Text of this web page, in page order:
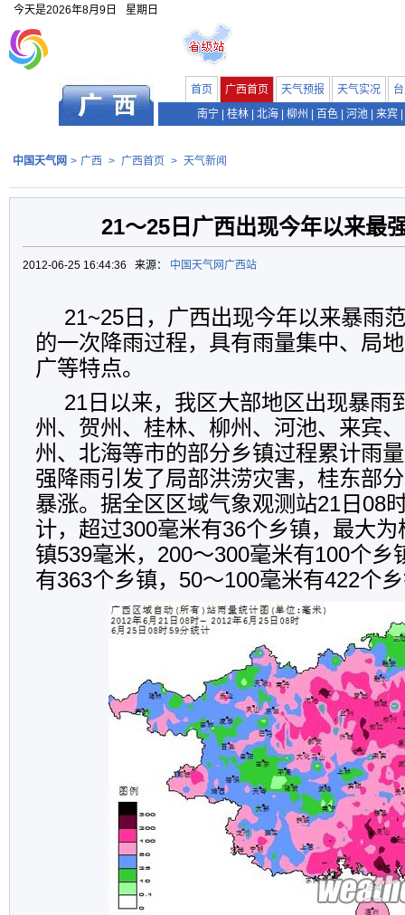
今天是2026年8月9日 星期日
首页 广西首页 天气预报 天气实况
南宁
桂林 北海 柳州 百色 河池 来宾
中国天气网 > 广西 > 广西首页 > 天气新闻
21～25日广西出现今年以来最
2012-06-25 16:44:36 来源： 中国天气网广西站
21~25日，广西出现今年以来暴雨
的一次降雨过程，具有雨量集中、局
广等特点。
21日以来，我区大部地区出现暴雨
州、贺州、桂林、柳州、河池、来宾
州、北海等市的部分乡镇过程累计雨
强降雨引发了局部洪涝灾害，桂东部
暴涨。据全区区域气象观测站21日08
计，超过300毫米有36个乡镇，最大
镇539毫米，200～300毫米有100个乡
有363个乡镇，50～100毫米有422个